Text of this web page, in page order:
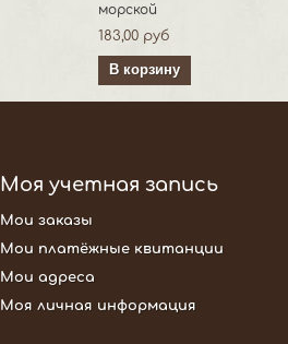
морской
183,00 руб
В корзину
Моя учетная запись
Мои заказы
Мои платёжные квитанции
Мои адреса
Моя личная информация